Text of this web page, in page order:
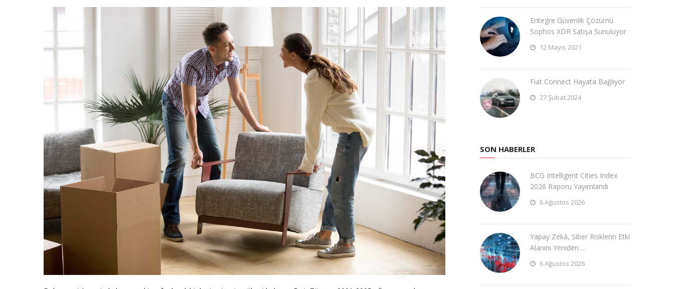
Entegre Güvenlik Çözümü
Sophos XDR Satışa Sunuluyor
12 Mayıs 2021
Fiat Connect Hayata Bağlıyor
27 Şubat 2024
SON HABERLER
BCG Intelligent Cities Index
2026 Raporu Yayımlandı
6 Ağustos 2026
Yapay Zekâ, Siber Risklerin Etki
Alanını Yeniden …
6 Ağustos 2026